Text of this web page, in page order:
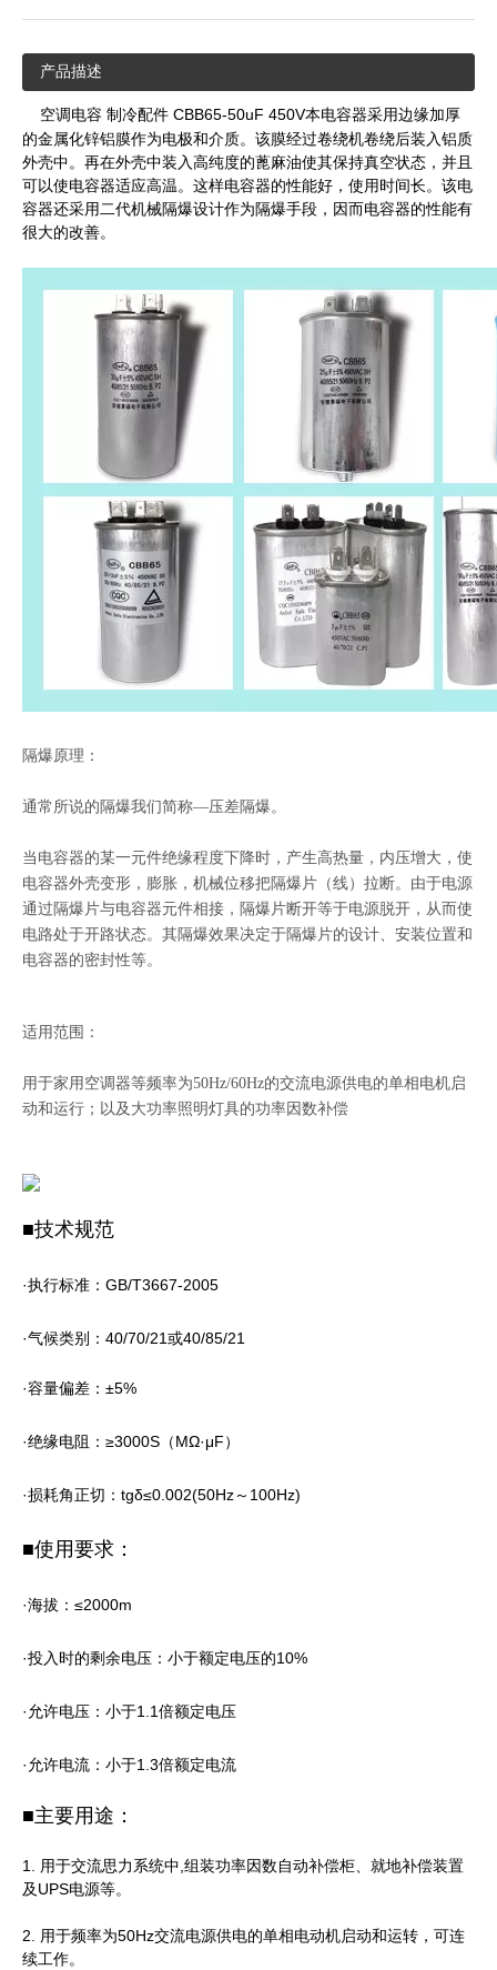
产品描述
空调电容 制冷配件 CBB65-50uF 450V本电容器采用边缘加厚
的金属化锌铝膜作为电极和介质。该膜经过卷绕机卷绕后装入铝质
外壳中。再在外壳中装入高纯度的蓖麻油使其保持真空状态，并且
可以使电容器适应高温。这样电容器的性能好，使用时间长。该电
容器还采用二代机械隔爆设计作为隔爆手段，因而电容器的性能有
很大的改善。
隔爆原理：
通常所说的隔爆我们简称—压差隔爆。
当电容器的某一元件绝缘程度下降时，产生高热量，内压增大，使
电容器外壳变形，膨胀，机械位移把隔爆片（线）拉断。由于电源
通过隔爆片与电容器元件相接，隔爆片断开等于电源脱开，从而使
电路处于开路状态。其隔爆效果决定于隔爆片的设计、安装位置和
电容器的密封性等。
适用范围：
用于家用空调器等频率为50Hz/60Hz的交流电源供电的单相电机启
动和运行；以及大功率照明灯具的功率因数补偿
■技术规范
·执行标准：GB/T3667-2005
·气候类别：40/70/21或40/85/21
·容量偏差：±5%
·绝缘电阻：≥3000S（MΩ·μF）
·损耗角正切：tgδ≤0.002(50Hz～100Hz)
■使用要求：
·海拔：≤2000m
·投入时的剩余电压：小于额定电压的10%
·允许电压：小于1.1倍额定电压
·允许电流：小于1.3倍额定电流
■主要用途：
1. 用于交流思力系统中,组装功率因数自动补偿柜、就地补偿装置
及UPS电源等。
2. 用于频率为50Hz交流电源供电的单相电动机启动和运转，可连
续工作。